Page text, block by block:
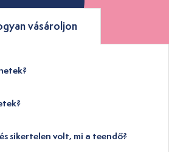
vásároljon
sikertelen volt, mi a teendő?